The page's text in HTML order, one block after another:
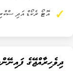
އޮޓޯ ރެކޯޑް އަދި
ދިވެހިރާއްޖޭގެ